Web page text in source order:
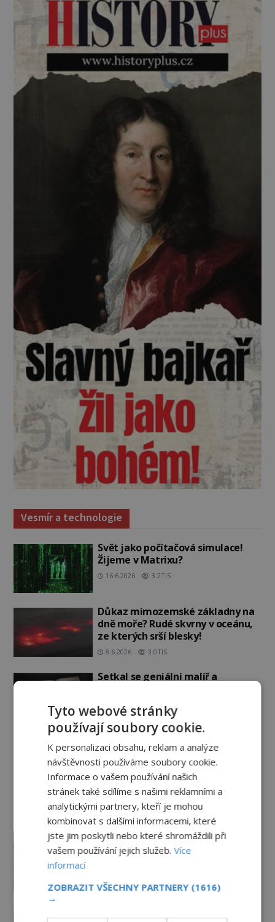
Vesmír a technologie
Svět jako počítačová simulace!
Žijeme v Matrixu?
16.6.2026 3.2TIS
Důkaz mimozemské základny na
dně moře? Rudé skvrny v oceánu,
ze kterých srší blesky!
8.6.2026 3.0TIS
Setkal se geniální malíř a
7.6.2026 3.3TIS
Záhady historie
Železný zázrak z Indie: Proč tento
sloup už 1 600 let nezná rez?
5.8.2026 1.2TIS
Zrod legend o válečné lsti:
Opravdu na zmatení nepřítele
3.8.2026 3.0TIS
Tyto webové stránky
používají soubory cookie.
K personalizaci obsahu, reklam a analýze
návštěvnosti používáme soubory cookie.
Informace o vašem používání našich
stránek také sdílíme s našimi reklamními a
analytickými partnery, kteří je mohou
kombinovat s dalšími informacemi, které
jste jim poskytli nebo které shromáždili při
vašem používání jejich služeb.Více
informací
ZOBRAZIT VŠECHNY PARTNERY (1616)
→